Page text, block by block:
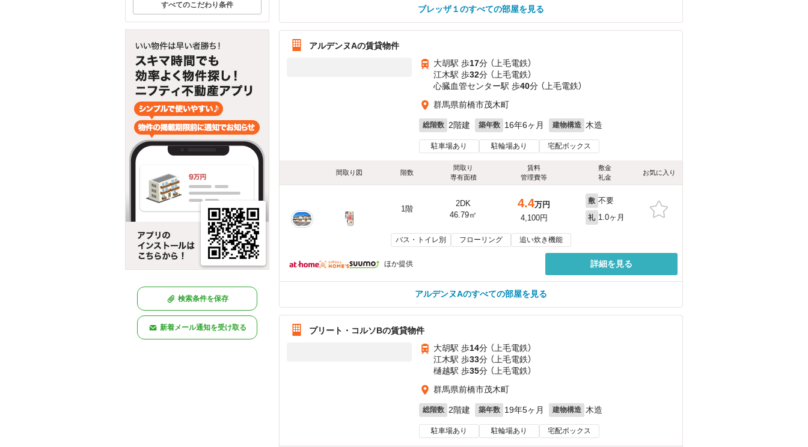
すべてのこだわり条件
検索条件を保存
新着メール通知を受け取る
ブレッザ１のすべての部屋を見る
アルデンヌAの賃貸物件
大胡駅 歩17分 （上毛電鉄）
江木駅 歩32分 （上毛電鉄）
心臓血管センター駅 歩40分 （上毛電鉄）
群馬県前橋市茂木町
総階数 2階建 築年数 16年6ヶ月 建物構造 木造
駐車場あり 駐輪場あり 宅配ボックス
間取り図 階数
間取り
専有面積
賃料
管理費等
敷金
礼金
お気に入り
1階
2DK
46.79㎡
4.4万円
4,100円
敷 不要
礼 1.0ヶ月
バス・トイレ別 フローリング 追い炊き機能
ほか提供 詳細を見る
アルデンヌAのすべての部屋を見る
プリート・コルソBの賃貸物件
大胡駅 歩14分 （上毛電鉄）
江木駅 歩33分 （上毛電鉄）
樋越駅 歩35分 （上毛電鉄）
群馬県前橋市茂木町
総階数 2階建 築年数 19年5ヶ月 建物構造 木造
駐車場あり 駐輪場あり 宅配ボックス